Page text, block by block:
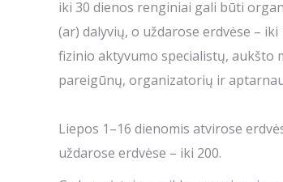
iki 30 dienos renginiai gali būti
(ar) dalyvių, o uždarose erdvėse –
fizinio aktyvumo specialistų,
pareigūnų, organizatorių ir
Liepos 1–16 dienomis atvirose
uždarose erdvėse – iki 200.